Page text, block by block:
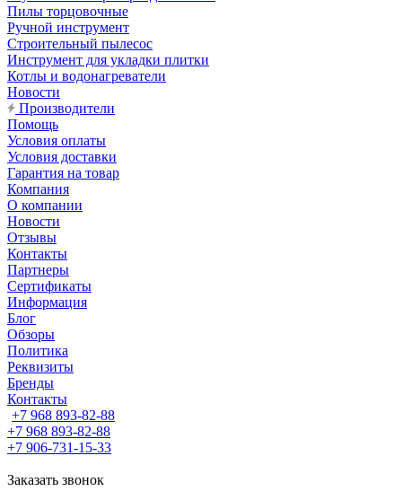
Пилы торцовочные
Ручной инструмент
Строительный пылесос
Инструмент для укладки плитки
Котлы и водонагреватели
Новости
Производители
Помощь
Условия оплаты
Условия доставки
Гарантия на товар
Компания
О компании
Новости
Отзывы
Контакты
Партнеры
Сертификаты
Информация
Блог
Обзоры
Политика
Реквизиты
Бренды
Контакты
+7 968 893-82-88
+7 968 893-82-88
+7 906-731-15-33
Заказать звонок